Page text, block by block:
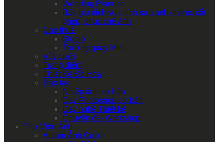
Wedding Planner
Báo giá dịch vụ chỉnh sửa ảnh online, cắt
ghép, phục chế ảnh
Cho thuê
Studio
Trường quay Mini
Váy cưới
Trang điểm
Thiết Kế Đồ Họa
Đào tạo
Nhiếp ảnh cơ bản
Dạy Photoshop cơ bản
Dạy nghề Thiết kế
Chuyên đề- Workshop
Thư Viện Ảnh
Album Ảnh Cưới